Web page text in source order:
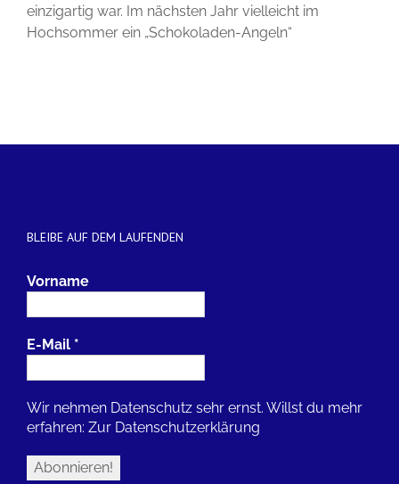
einzigartig war. Im nächsten Jahr vielleicht im
Hochsommer ein „Schokoladen-Angeln“
BLEIBE AUF DEM LAUFENDEN
Vorname
E-Mail *
Wir nehmen Datenschutz sehr ernst. Willst du mehr
erfahren: Zur Datenschutzerklärung